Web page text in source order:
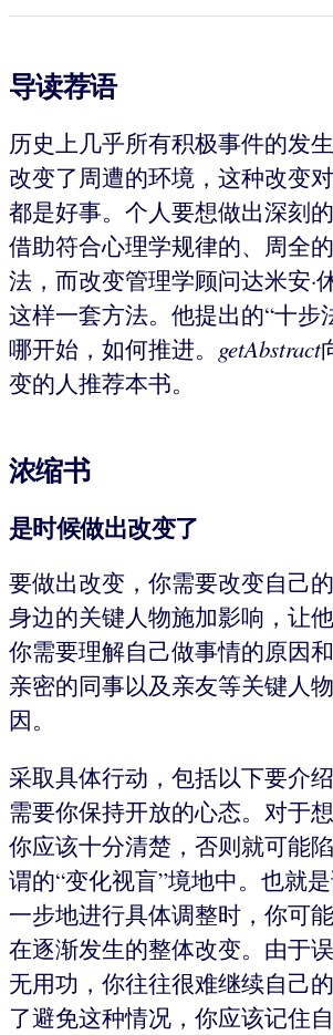
导读荐语
历史上几乎所有积极事件的发
改变了周遭的环境，这种改变
都是好事。个人要想做出深刻
借助符合心理学规律的、周全
法，而改变管理学顾问达米安·
这样一套方法。他提出的“十步
哪开始，如何推进。 getAbstract
变的人推荐本书。
浓缩书
是时候做出改变了
要做出改变，你需要改变自己
身边的关键人物施加影响，让他
你需要理解自己做事情的原因
亲密的同事以及亲友等关键人
因。
采取具体行动，包括以下要介
需要你保持开放的心态。对于
你应该十分清楚，否则就可能
谓的“变化视盲”境地中。也就
一步地进行具体调整时，你可
在逐渐发生的整体改变。由于
无用功，你往往很难继续自己
了避免这种情况，你应该记住